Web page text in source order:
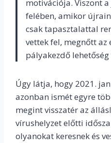
motivációja. Viszont
felében, amikor
csak tapasztalattal
vettek fel, megnőtt az
pályakezdő lehetőség
Úgy látja, hogy 2021.
azonban ismét egyre
megint visszatér az
vírushelyzet előtti
olyanokat keresnek és